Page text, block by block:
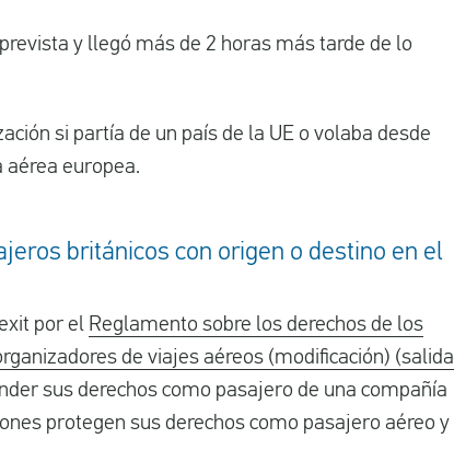
y llegó más de 2 horas más tarde de lo
si partía de un país de la UE o volaba desde
aérea europea.
británicos con origen o destino en el
por el Reglamento sobre los derechos de los
de viajes aéreos (modificación) (salida
sus derechos como pasajero de una compañía
protegen sus derechos como pasajero aéreo y